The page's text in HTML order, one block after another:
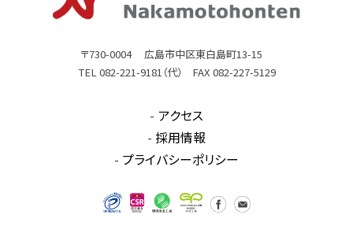
〒730-0004 広島市中区東白島町13-15
TEL 082-221-9181（代） FAX 082-227-5129
アクセス
採用情報
プライバシーポリシー